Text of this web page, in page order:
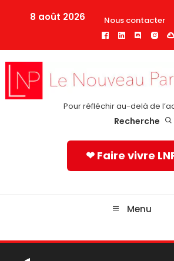
8 août 2026 Nous contacter
Pour réfléchir au-delà de
Recherche
❤ Faire vivre
Menu